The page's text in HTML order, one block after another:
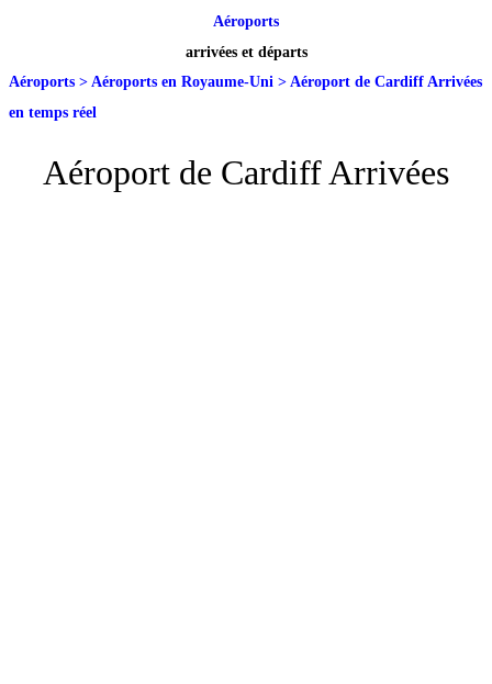
Aéroports
arrivées et départs
Aéroports > Aéroports en Royaume-Uni > Aéroport de Cardiff Arrivées
en temps réel
Aéroport de Cardiff Arrivées